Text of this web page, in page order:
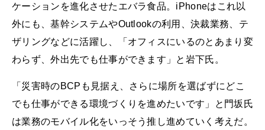
ケーションを進化させたエバラ食品。iPhoneはこれ以
外にも、基幹システムやOutlookの利用、決裁業務、テ
ザリングなどに活躍し、「オフィスにいるのとあまり変
わらず、外出先でも仕事ができます」と岩下氏。
「災害時のBCPも見据え、さらに場所を選ばずにどこ
でも仕事ができる環境づくりを進めたいです」と門坂氏
は業務のモバイル化をいっそう推し進めていく考えだ。